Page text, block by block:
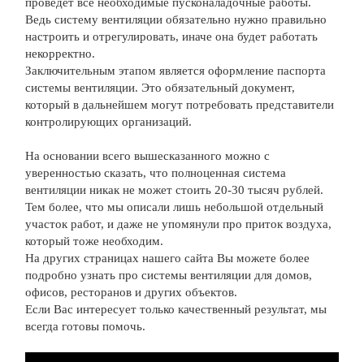
Ведь систему вентиляции обязательно нужно правильно
настроить и отрегулировать, иначе она будет работать
некорректно.
Заключительным этапом является оформление паспорта
системы вентиляции. Это обязательный документ,
который в дальнейшем могут потребовать представители
контролирующих организаций.
На основании всего вышесказанного можно с
уверенностью сказать, что полноценная система
вентиляции никак не может стоить 20-30 тысяч рублей.
Тем более, что мы описали лишь небольшой отдельный
участок работ, и даже не упомянули про приток воздуха,
который тоже необходим.
На других страницах нашего сайта Вы можете более
подробно узнать про системы вентиляции для домов,
офисов, ресторанов и других объектов.
Если Вас интересует только качественный результат, мы
всегда готовы помочь.